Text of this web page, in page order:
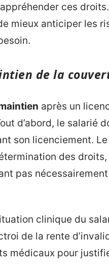
ces
mieux anticiper les
de la
après un
d’abord, le salarié
son licenciement.
des
pas
clinique du
de la rente
médicaux pour